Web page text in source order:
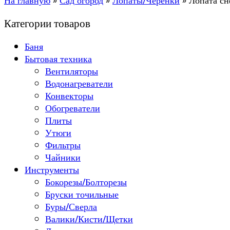
Категории товаров
Баня
Бытовая техника
Вентиляторы
Водонагреватели
Конвекторы
Обогреватели
Плиты
Утюги
Фильтры
Чайники
Инструменты
Бокорезы/Болторезы
Бруски точильные
Буры/Сверла
Валики/Кисти/Щетки